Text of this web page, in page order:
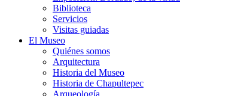
Biblioteca
Servicios
Visitas guiadas
El Museo
Quiénes somos
Arquitectura
Historia del Museo
Historia de Chapultepec
Arqueología